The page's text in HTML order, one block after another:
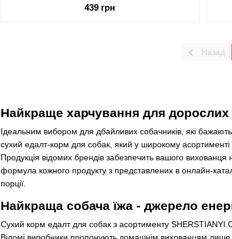
Найкраще харчування для дорослих
Ідеальним вибором для дбайливих собачників, які
сухий едалт-корм для собак, який у широкому асортименті
Продукція відомих брендів забезпечить вашого
формула кожного продукту з представлених в онлайн-
порції.
Найкраща собача їжа - джерело
Сухий корм едалт для собак з асортименту
439 грн
Назад